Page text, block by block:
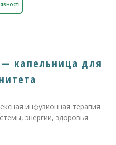
капельница для
инфузионная терапия
энергии, здоровья